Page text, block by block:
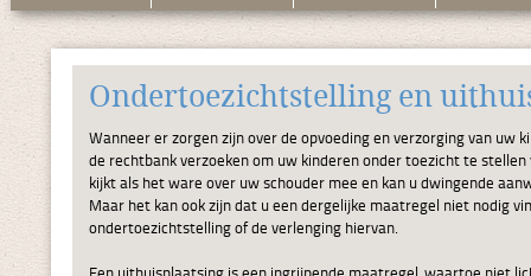
Ondertoezichtstelling en
Wanneer er zorgen zijn over de opvoeding en verzorging van uw
de rechtbank verzoeken om uw kinderen onder toezicht te
kijkt als het ware over uw schouder mee en kan u dwingende
Maar het kan ook zijn dat u een dergelijke maatregel niet nodig
ondertoezichtstelling of de verlenging hiervan.